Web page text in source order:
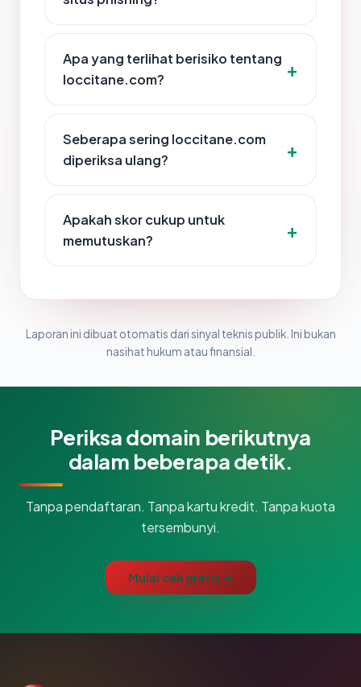
Apa yang terlihat berisiko tentang
loccitane.com?
Seberapa sering loccitane.com
diperiksa ulang?
Apakah skor cukup untuk
memutuskan?
Laporan ini dibuat otomatis dari sinyal teknis publik. Ini bukan
nasihat hukum atau finansial.
Periksa domain berikutnya
dalam beberapa detik.
Tanpa pendaftaran. Tanpa kartu kredit. Tanpa kuota
tersembunyi.
Mulai cek gratis →